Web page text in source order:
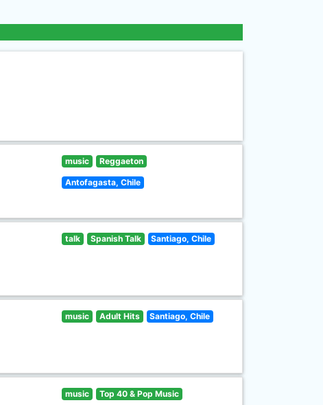
music Reggaeton
Antofagasta, Chile
talk Spanish Talk Santiago, Chile
music Adult Hits Santiago, Chile
music Top 40 & Pop Music